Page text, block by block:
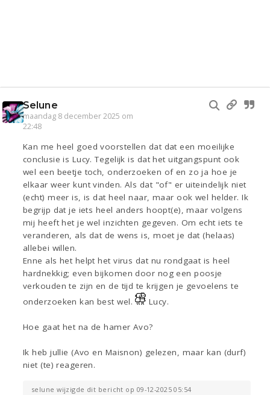
Selune
maandag 8 december 2025 om
22:48
Kan me heel goed voorstellen dat dat een moeilijke
conclusie is Lucy. Tegelijk is dat het uitgangspunt ook
wel een beetje toch, onderzoeken of en zo ja hoe je
elkaar weer kunt vinden. Als dat "of" er uiteindelijk niet
(echt) meer is, is dat heel naar, maar ook wel helder. Ik
begrijp dat je iets heel anders hoopt(e), maar volgens
mij heeft het je wel inzichten gegeven. Om echt iets te
veranderen, als dat de wens is, moet je dat (helaas)
allebei willen.
Enne als het helpt het virus dat nu rondgaat is heel
hardnekkig; even bijkomen door nog een poosje
verkouden te zijn en de tijd te krijgen je gevoelens te
onderzoeken kan best wel.
Lucy.
Hoe gaat het na de hamer Avo?
Ik heb jullie (Avo en Maisnon) gelezen, maar kan (durf)
niet (te) reageren.
selune wijzigde dit bericht op 09-12-2025 05:54